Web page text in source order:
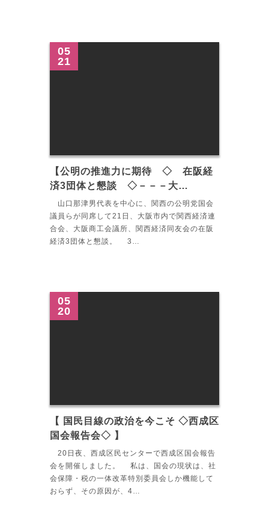
05
21
【公明の推進力に期待 ◇ 在阪経
済3団体と懇談 ◇－－－大…
山口那津男代表を中心に、関西の公明党国会
議員らが同席して21日、大阪市内で関西経済連
合会、大阪商工会議所、関西経済同友会の在阪
経済3団体と懇談。 3…
05
20
【 国民目線の政治を今こそ ◇西成区
国会報告会◇ 】
20日夜、西成区民センターで西成区国会報告
会を開催しました。 私は、国会の現状は、社
会保障・税の一体改革特別委員会しか機能して
おらず、その原因が、4…